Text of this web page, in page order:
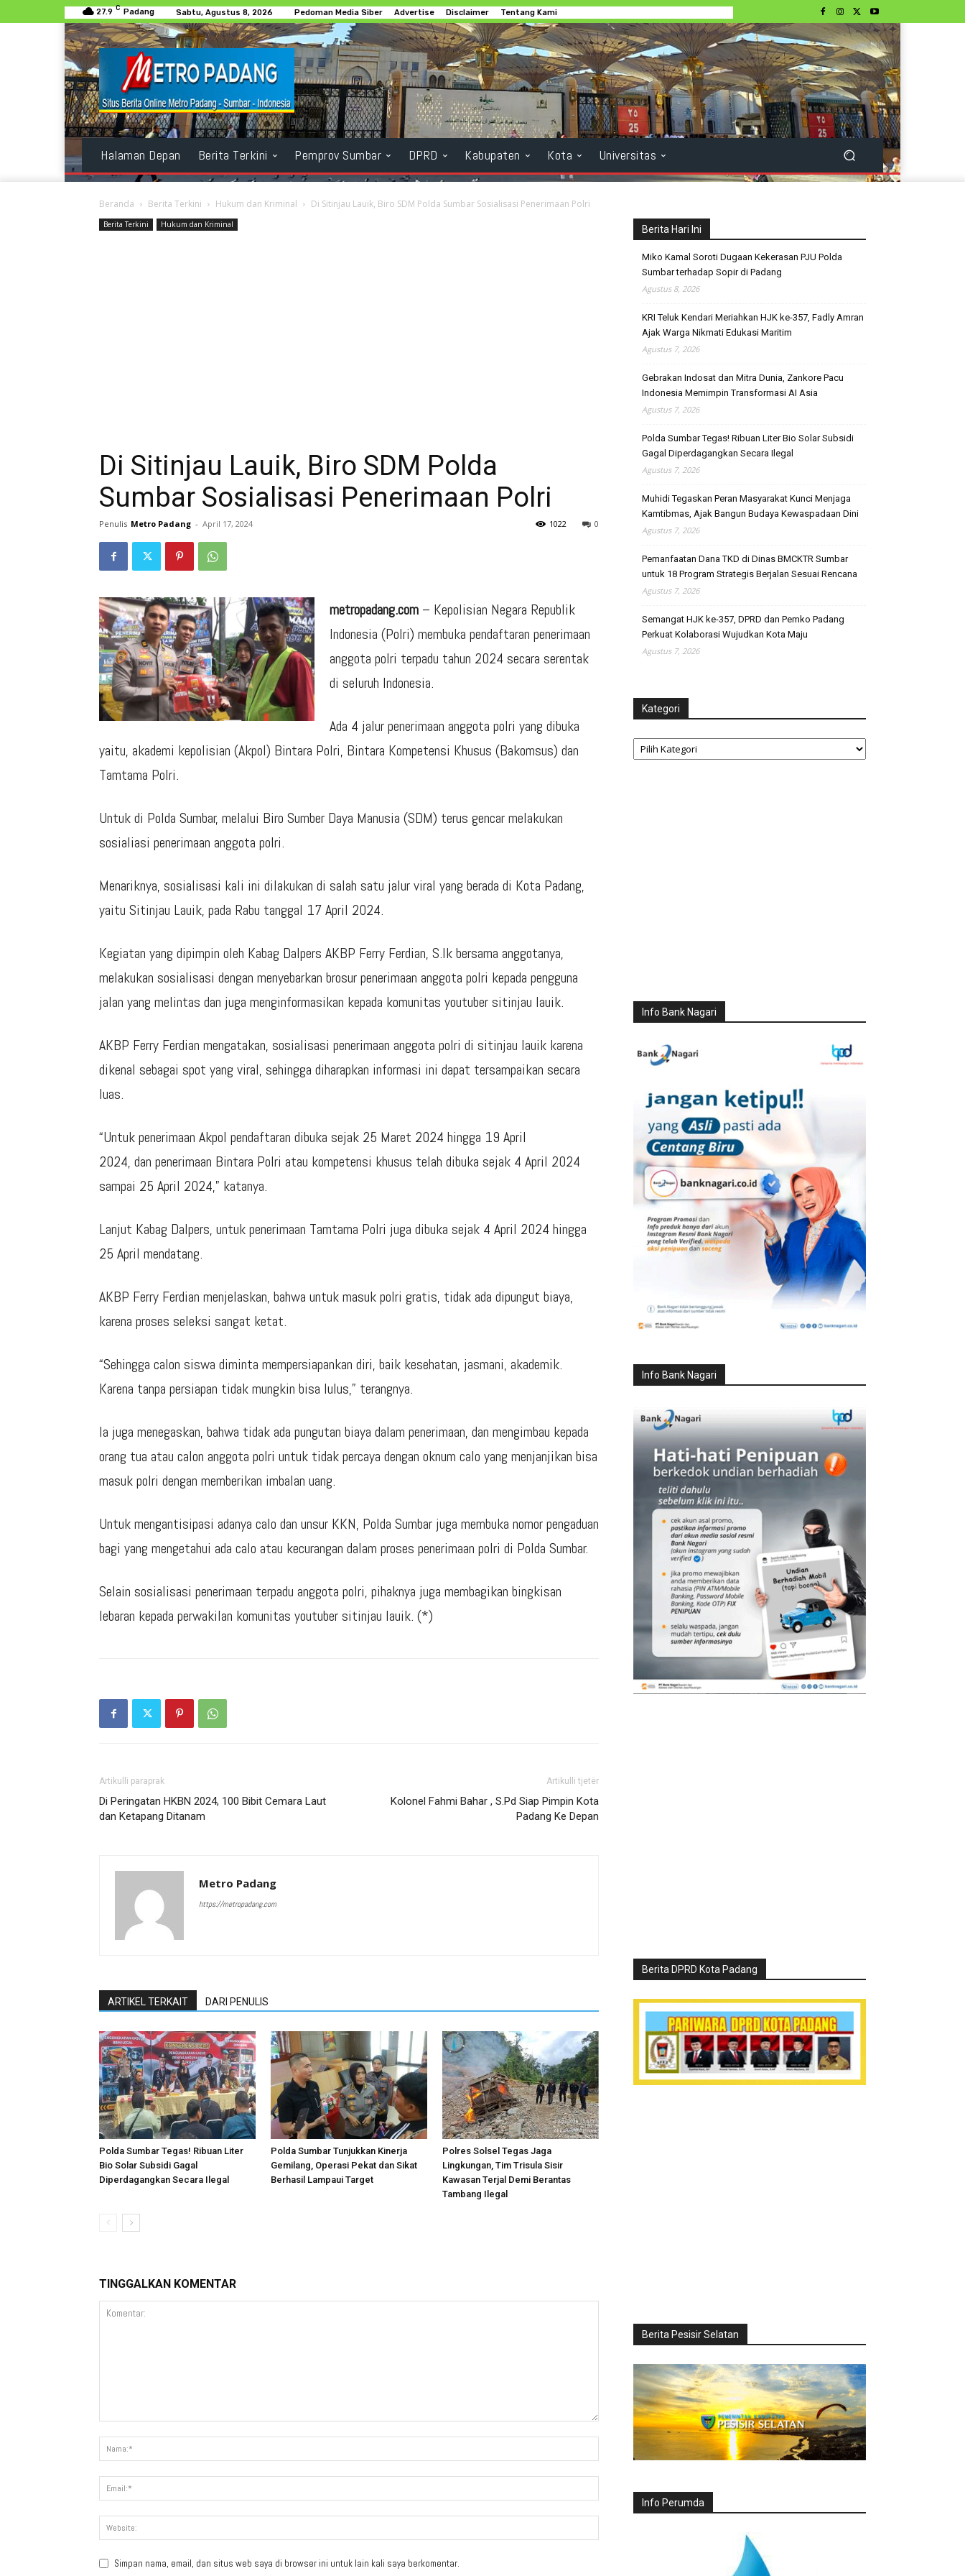
27.9 C Padang Sabtu, Agustus 8, 2026 Pedoman Media Siber Advertise Disclaimer Tentang Kami
Halaman Depan Berita Terkini Pemprov Sumbar DPRD Kabupaten Kota Universitas
Beranda Berita Terkini Hukum dan Kriminal Di Sitinjau Lauik, Biro SDM Polda Sumbar Sosialisasi Penerimaan Polri
Berita Terkini Hukum dan Kriminal
Di Sitinjau Lauik, Biro SDM Polda
Sumbar Sosialisasi Penerimaan Polri
Penulis Metro Padang - April 17, 2024 0
1022
metropadang.com – Kepolisian Negara Republik
Indonesia (Polri) membuka pendaftaran penerimaan
anggota polri terpadu tahun 2024 secara serentak
di seluruh Indonesia.
Ada 4 jalur penerimaan anggota polri yang dibuka
yaitu, akademi kepolisian (Akpol) Bintara Polri, Bintara Kompetensi Khusus (Bakomsus) dan
Tamtama Polri.
Untuk di Polda Sumbar, melalui Biro Sumber Daya Manusia (SDM) terus gencar melakukan
sosialiasi penerimaan anggota polri.
Menariknya, sosialisasi kali ini dilakukan di salah satu jalur viral yang berada di Kota Padang,
yaitu Sitinjau Lauik, pada Rabu tanggal 17 April 2024.
Kegiatan yang dipimpin oleh Kabag Dalpers AKBP Ferry Ferdian, S.Ik bersama anggotanya,
melakukan sosialisasi dengan menyebarkan brosur penerimaan anggota polri kepada pengguna
jalan yang melintas dan juga menginformasikan kepada komunitas youtuber sitinjau lauik.
AKBP Ferry Ferdian mengatakan, sosialisasi penerimaan anggota polri di sitinjau lauik karena
dikenal sebagai spot yang viral, sehingga diharapkan informasi ini dapat tersampaikan secara
luas.
“Untuk penerimaan Akpol pendaftaran dibuka sejak 25 Maret 2024 hingga 19 April
2024, dan penerimaan Bintara Polri atau kompetensi khusus telah dibuka sejak 4 April 2024
sampai 25 April 2024,” katanya.
Lanjut Kabag Dalpers, untuk penerimaan Tamtama Polri juga dibuka sejak 4 April 2024 hingga
25 April mendatang.
AKBP Ferry Ferdian menjelaskan, bahwa untuk masuk polri gratis, tidak ada dipungut biaya,
karena proses seleksi sangat ketat.
“Sehingga calon siswa diminta mempersiapankan diri, baik kesehatan, jasmani, akademik.
Karena tanpa persiapan tidak mungkin bisa lulus,” terangnya.
Ia juga menegaskan, bahwa tidak ada pungutan biaya dalam penerimaan, dan mengimbau kepada
orang tua atau calon anggota polri untuk tidak percaya dengan oknum calo yang menjanjikan bisa
masuk polri dengan memberikan imbalan uang.
Untuk mengantisipasi adanya calo dan unsur KKN, Polda Sumbar juga membuka nomor pengaduan
bagi yang mengetahui ada calo atau kecurangan dalam proses penerimaan polri di Polda Sumbar.
Selain sosialisasi penerimaan terpadu anggota polri, pihaknya juga membagikan bingkisan
lebaran kepada perwakilan komunitas youtuber sitinjau lauik. (*)
Artikulli paraprak
Di Peringatan HKBN 2024, 100 Bibit Cemara Laut
dan Ketapang Ditanam
Artikulli tjetër
Kolonel Fahmi Bahar , S.Pd Siap Pimpin Kota
Padang Ke Depan
Metro Padang
https://metropadang.com
ARTIKEL TERKAIT DARI PENULIS
Polda Sumbar Tegas! Ribuan Liter
Bio Solar Subsidi Gagal
Diperdagangkan Secara Ilegal
Polda Sumbar Tunjukkan Kinerja
Gemilang, Operasi Pekat dan Sikat
Berhasil Lampaui Target
Polres Solsel Tegas Jaga
Lingkungan, Tim Trisula Sisir
Kawasan Terjal Demi Berantas
Tambang Ilegal
TINGGALKAN KOMENTAR
Simpan nama, email, dan situs web saya di browser ini untuk lain kali saya berkomentar.
Berita Hari Ini
Miko Kamal Soroti Dugaan Kekerasan PJU Polda
Sumbar terhadap Sopir di Padang
Agustus 8, 2026
KRI Teluk Kendari Meriahkan HJK ke-357, Fadly Amran
Ajak Warga Nikmati Edukasi Maritim
Agustus 7, 2026
Gebrakan Indosat dan Mitra Dunia, Zankore Pacu
Indonesia Memimpin Transformasi AI Asia
Agustus 7, 2026
Polda Sumbar Tegas! Ribuan Liter Bio Solar Subsidi
Gagal Diperdagangkan Secara Ilegal
Agustus 7, 2026
Muhidi Tegaskan Peran Masyarakat Kunci Menjaga
Kamtibmas, Ajak Bangun Budaya Kewaspadaan Dini
Agustus 7, 2026
Pemanfaatan Dana TKD di Dinas BMCKTR Sumbar
untuk 18 Program Strategis Berjalan Sesuai Rencana
Agustus 7, 2026
Semangat HJK ke-357, DPRD dan Pemko Padang
Perkuat Kolaborasi Wujudkan Kota Maju
Agustus 7, 2026
Kategori
Kategori
Info Bank Nagari
Info Bank Nagari
Berita DPRD Kota Padang
Berita Pesisir Selatan
Info Perumda